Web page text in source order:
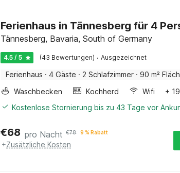
Ferienhaus in Tännesberg für 4
Tännesberg, Bavaria, South of Germany
4.5 / 5 (43 Bewertungen) · Ausgezeichnet
Ferienhaus · 4 Gäste · 2 Schlafzimmer · 90 m²
Waschbecken
Kochherd Wifi
+
Kostenlose Stornierung bis zu 43 Tage vor
€68 pro Nacht €78 9 % Rabatt
+Zusätzliche Kosten